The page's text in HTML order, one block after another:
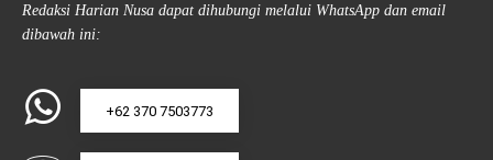
Redaksi Harian Nusa dapat dihubungi melalui WhatsApp dan email
dibawah ini:
+62 370 7503773